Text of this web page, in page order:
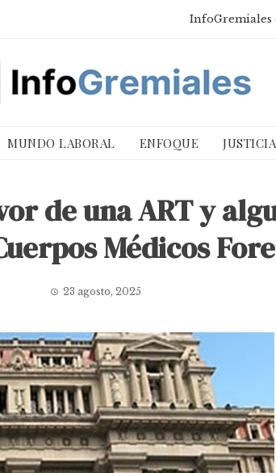
InfoGremiales
MUNDO LABORAL ENFOQUE
de una ART y
Médicos
23 agosto, 2025